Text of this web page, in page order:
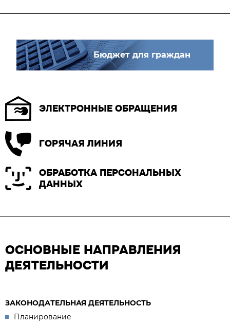
Бюджет для граждан
ЭЛЕКТРОННЫЕ ОБРАЩЕНИЯ
ГОРЯЧАЯ ЛИНИЯ
ОБРАБОТКА ПЕРСОНАЛЬНЫХ
ДАННЫХ
ОСНОВНЫЕ НАПРАВЛЕНИЯ
ДЕЯТЕЛЬНОСТИ
ЗАКОНОДАТЕЛЬНАЯ ДЕЯТЕЛЬНОСТЬ
Планирование